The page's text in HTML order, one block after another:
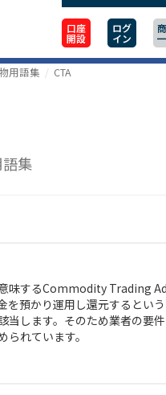
口座
開設
ログ
イン
用語集 CTA
集
味するCommodity Trading
を預かり運用し還元するとい
当します。そのため業者の要
られています。